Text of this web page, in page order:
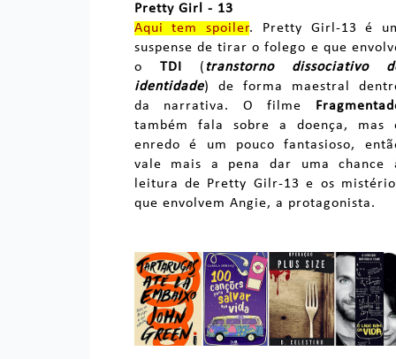
Pretty Girl - 13
Aqui tem spoiler. Pretty Girl-13 é
suspense de tirar o folego e que
o TDI ( transtorno dissociativo
identidade) de forma maestral
da narrativa. O filme
também fala sobre a doença, mas
enredo é um pouco fantasioso,
vale mais a pena dar uma chance
leitura de Pretty Gilr-13 e os
que envolvem Angie, a protagonista.